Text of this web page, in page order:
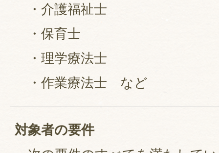
・介護福祉士
・保育士
・理学療法士
・作業療法士 など
対象者の要件